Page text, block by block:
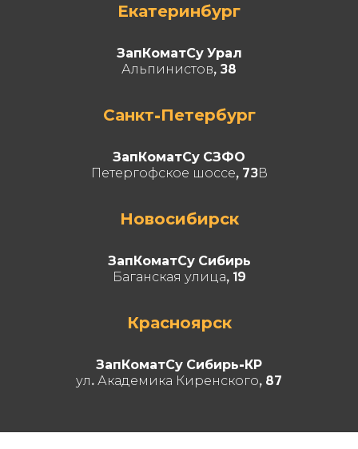
Екатеринбург
ЗапКоматСу Урал
Альпинистов, 38
Санкт-Петербург
ЗапКоматСу СЗФО
Петергофское шоссе, 73В
Новосибирск
ЗапКоматСу Сибирь
Баганская улица, 19
Красноярск
ЗапКоматСу Сибирь-КР
ул. Академика Киренского, 87